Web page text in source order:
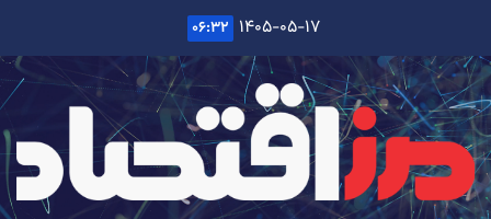
content
۱۴۰۵-۰۵-۱۷ ۰۶:۳۲